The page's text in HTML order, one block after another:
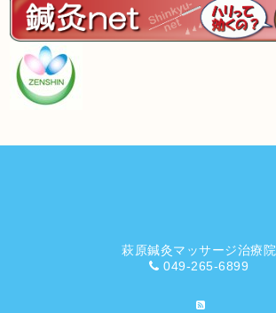
萩原鍼灸マッサージ治療院
049-265-6899